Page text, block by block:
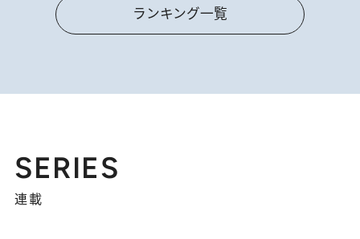
ランキング一覧
SERIES
連載